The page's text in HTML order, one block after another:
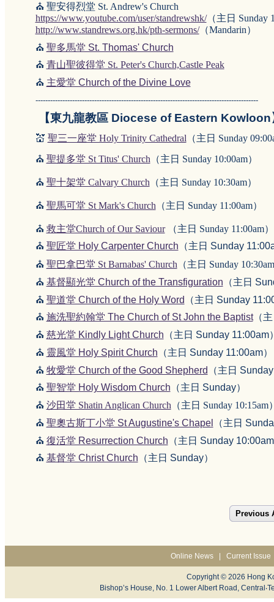
⛪ 聖安得烈堂 St. Andrew's Church
https://www.youtube.com/user/standrewshk/（主日 Sunday
http://www.standrews.org.hk/pth-sermons/（Mandarin）
⛪ 聖多馬堂 St. Thomas' Church
⛪ 青山聖彼得堂 St. Peter's Church,Castle Peak
⛪ 主愛堂 Church of the Divine Love
-------------------------------------------------------------------------------------------
【東九龍教區 Diocese of Eastern Kowloon
💒 聖三一座堂 Holy Trinity Cathedral （主日 Sunday
⛪ 聖提多堂 St Titus' Church （主日 Sunday 10:00am）
⛪ 聖十架堂 Calvary Church （主日 Sunday 10:30am）
⛪ 聖馬可堂 St Mark's Church （主日 Sunday 11:00am）
⛪ 救主堂Church of Our Saviour（主日 Sunday 11:00am）
⛪ 聖匠堂 Holy Carpenter Church （主日 Sunday
⛪ 聖巴拿巴堂 St Barnabas' Church （主日 Sunday
⛪ 基督顯光堂 Church of the Transfiguration （主日
⛪ 聖道堂 Church of the Holy Word （主日 Sunday
⛪ 施洗聖約翰堂 The Church of St John the Baptist（
⛪ 慈光堂 Kindly Light Church （主日 Sunday 11:00am
⛪ 靈風堂 Holy Spirit Church （主日 Sunday 11:00am）
⛪️ 牧愛堂 Church of the Good Shepherd （主日
⛪ 聖智堂 Holy Wisdom Church （主日 Sunday）
⛪ 沙田堂 Shatin Anglican Church （主日 Sunday 10:15am
⛪ 聖奧古斯丁小堂 St Augustine's Chapel
（主日
⛪ 復活堂 Resurrection Church （主日 Sunday
⛪ 基督堂 Christ Church （主日 Sunday）
Previous
Online News| Current Issue
Copyright © 2026 Hong
Bishop’s House, No. 1 Lower Albert Road,